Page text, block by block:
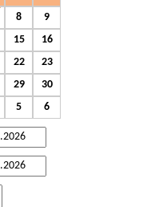
8
9
15
16
22
23
29
30
5 6